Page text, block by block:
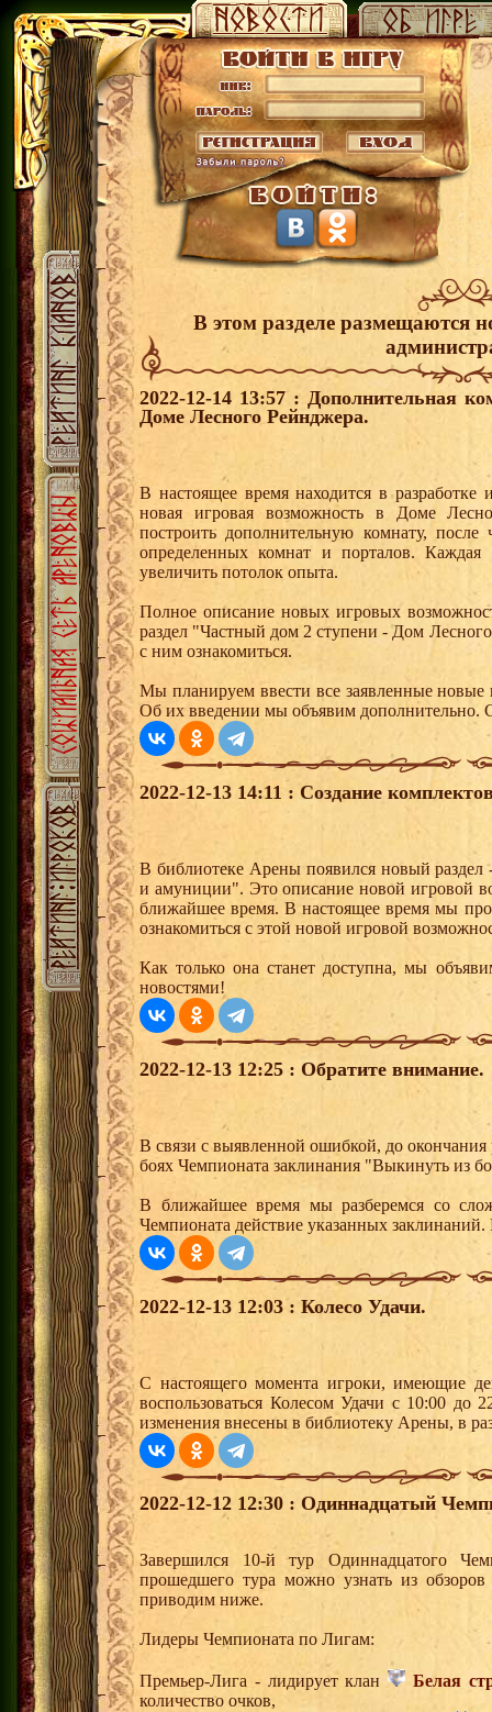
В этом разделе размещаются
2022-12-14 13:57 : Дополнительная
Доме Лесного Рейнджера.
В настоящее время находится в
новая игровая возможность в Доме
построить дополнительную комнату, после
определенных комнат и порталов. Каждая
увеличить потолок опыта.
Полное описание новых игровых
раздел "Частный дом 2 ступени - Дом
с ним ознакомиться.
Мы планируем ввести все заявленные
Об их введении мы объявим дополнительно.
2022-12-13 14:11 : Создание
В библиотеке Арены появился новый раздел
и амуниции". Это описание новой игровой
ближайшее время. В настоящее время мы
ознакомиться с этой новой игровой
Как только она станет доступна, мы
новостями!
2022-12-13 12:25 : Обратите внимание.
В связи с выявленной ошибкой, до окончания
боях Чемпионата заклинания "Выкинуть из
В ближайшее время мы разберемся со
Чемпионата действие указанных
2022-12-13 12:03 : Колесо Удачи.
С настоящего момента игроки, имеющие
воспользоваться Колесом Удачи с 10:00
изменения внесены в библиотеку Арены, в
2022-12-12 12:30 : Одиннадцатый
Завершился 10-й тур Одиннадцатого
прошедшего тура можно узнать из
приводим ниже.
Лидеры Чемпионата по Лигам:
Премьер-Лига - лидирует клан
Белая
количество очков,